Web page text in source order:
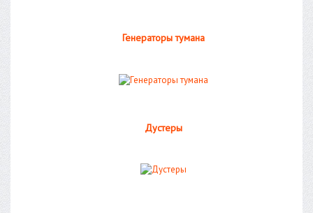
Генераторы тумана
Дустеры